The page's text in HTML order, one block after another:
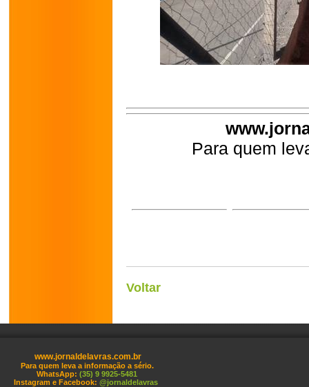
Para quem
Voltar
www.jornaldelavras.com.br
Para quem leva a informação a sério.
WhatsApp: (35) 9 9925-5481
Instagram e Facebook: @jornaldelavras